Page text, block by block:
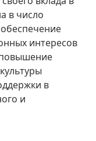
в число
интересов
в
и